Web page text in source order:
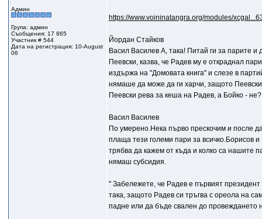
Админ
Група: админ
Съобщения: 17 865
Участник # 544
Дата на регистрация: 10-August
06
https://www.voininatangra.org/modules/
Йордан Стайков
Васил Василев A, така! Питай ги за парите
Пеевски, казва, че Радев му е откраднал
издържа на "Домовата книга" и слезе в
нямаше да може да ги харчи, защото
Пеевски рева за кеша на Радев, а Бойко -
Васил Василев
По умерено.Нека първо прескочим и после
плаща тези големи пари за всичко.Борисов
трябва да кажем от къда и колко са нашите
нямаш субсидия.
" Забележете, че Радев е първият президент
така, защото Радев си тръгва с ореола на
падне или да бъде свален до провеждането